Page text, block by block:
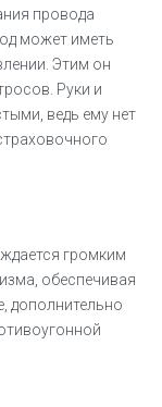
провода
может иметь
Этим он
Руки и
ведь ему нет
громким
обеспечивая
дополнительно